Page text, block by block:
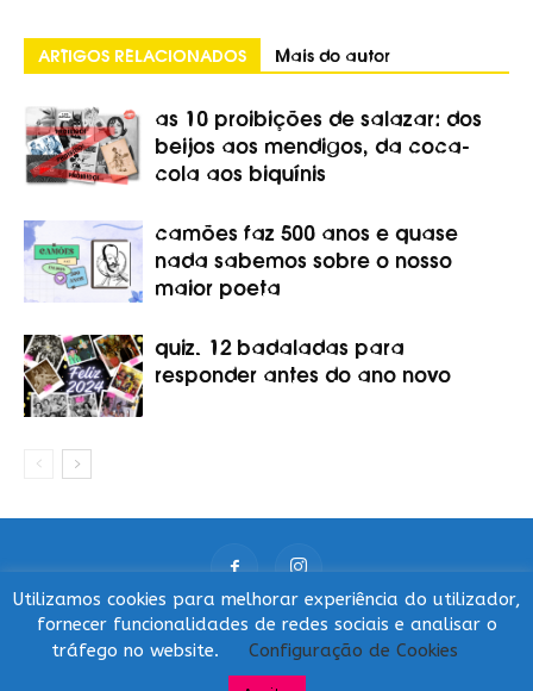
ARTIGOS RELACIONADOS Mais do autor
as 10 proibições de salazar: dos
beijos aos mendigos, da coca-
cola aos biquínis
camões faz 500 anos e quase
nada sabemos sobre o nosso
maior poeta
quiz. 12 badaladas para
responder antes do ano novo
Afinal que site é este? POLÍTICA DE PRIVACIDADE CONTACTOS
© Que Bicho Te Mordeu 2021 | Todos os direitos reservados |
Utilizamos cookies para melhorar experiência do utilizador,
fornecer funcionalidades de redes sociais e analisar o
tráfego no website.
Configuração de Cookies